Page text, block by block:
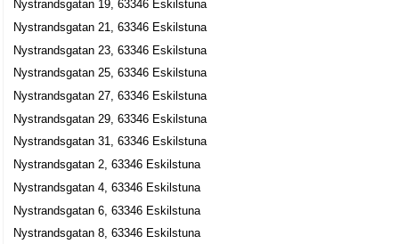
BudXpress i Mälardalen AB
Hans Mikael Malm
016-150250
Nystrandsgatan 23, 63346 Eskilstuna
Centrumfastigheter i Kungsör AB
Stig Fredrik Landstorp
016-519400
Nystrandsgatan 23, 63346 Eskilstuna
Expressbud i Mälardalen AB
Hans Mikael Malm
Nystrandsgatan 19, 63346 Eskilstuna
Nystrandsgatan 21, 63346 Eskilstuna
Nystrandsgatan 23, 63346 Eskilstuna
Nystrandsgatan 25, 63346 Eskilstuna
Nystrandsgatan 27, 63346 Eskilstuna
Nystrandsgatan 29, 63346 Eskilstuna
Nystrandsgatan 31, 63346 Eskilstuna
Nystrandsgatan 2, 63346 Eskilstuna
Nystrandsgatan 4, 63346 Eskilstuna
Nystrandsgatan 6, 63346 Eskilstuna
Nystrandsgatan 8, 63346 Eskilstuna